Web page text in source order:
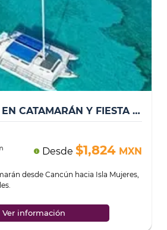
ISLA MUJERES EN CATAMARÁN Y FIESTA SOLO PARA ADULTOS
info Desde $1,824 MXN
desde Cancún hacia Isla Mujeres,
Ver información